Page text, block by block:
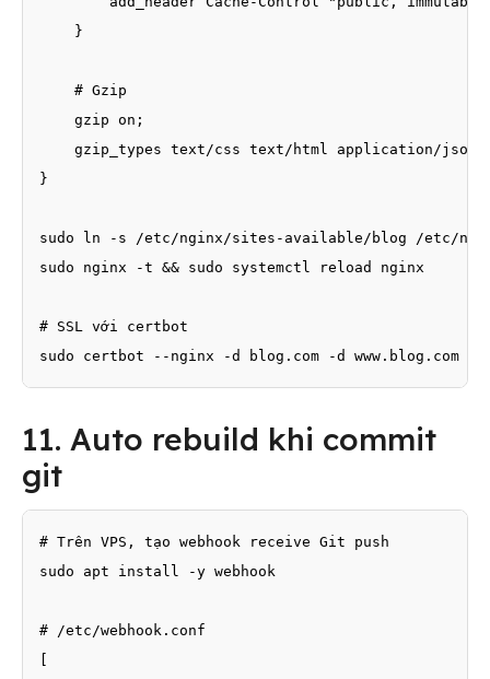
    }
    # Gzip
    gzip on;
    gzip_types text/css text/html application/json;
}
sudo ln -s /etc/nginx/sites-available/blog /etc/
sudo nginx -t && sudo systemctl reload nginx
# SSL với certbot
sudo certbot --nginx -d blog.com -d www.blog.com
11. Auto rebuild khi commit
git
# Trên VPS, tạo webhook receive Git push
sudo apt install -y webhook
# /etc/webhook.conf